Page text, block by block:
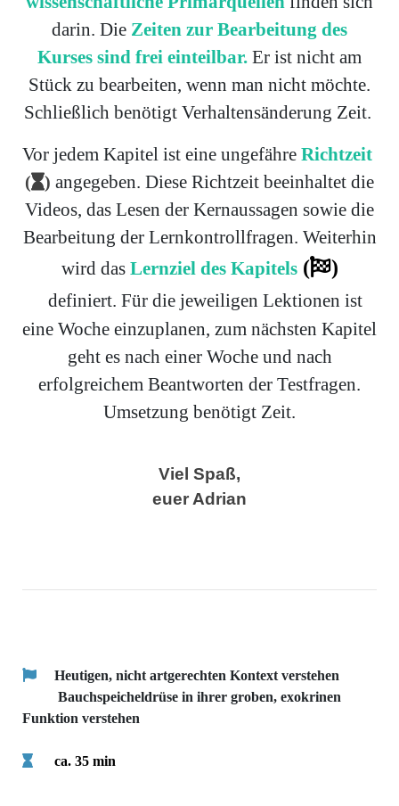
darin. Die Zeiten zur Bearbeitung des
Kurses sind frei einteilbar. Er ist nicht am
Stück zu bearbeiten, wenn man nicht möchte.
Schließlich benötigt Verhaltensänderung Zeit.
Vor jedem Kapitel ist eine ungefähre Richtzeit
( ) angegeben. Diese Richtzeit beeinhaltet die
Videos, das Lesen der Kernaussagen sowie die
Bearbeitung der Lernkontrollfragen. Weiterhin
wird das Lernziel des Kapitels(
)
definiert. Für die jeweiligen Lektionen ist
eine Woche einzuplanen, zum nächsten Kapitel
geht es nach einer Woche und nach
erfolgreichem Beantworten der Testfragen.
Umsetzung benötigt Zeit.
Viel Spaß,
euer Adrian
Heutigen, nicht artgerechten Kontext verstehen
Bauchspeicheldrüse in ihrer groben, exokrinen
Funktion verstehen
ca. 35 min